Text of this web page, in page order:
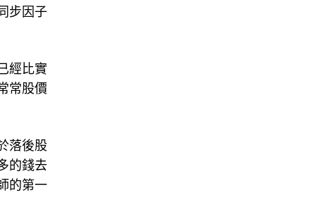
步因子
經比實
常股價
落後股
的錢去
的第一